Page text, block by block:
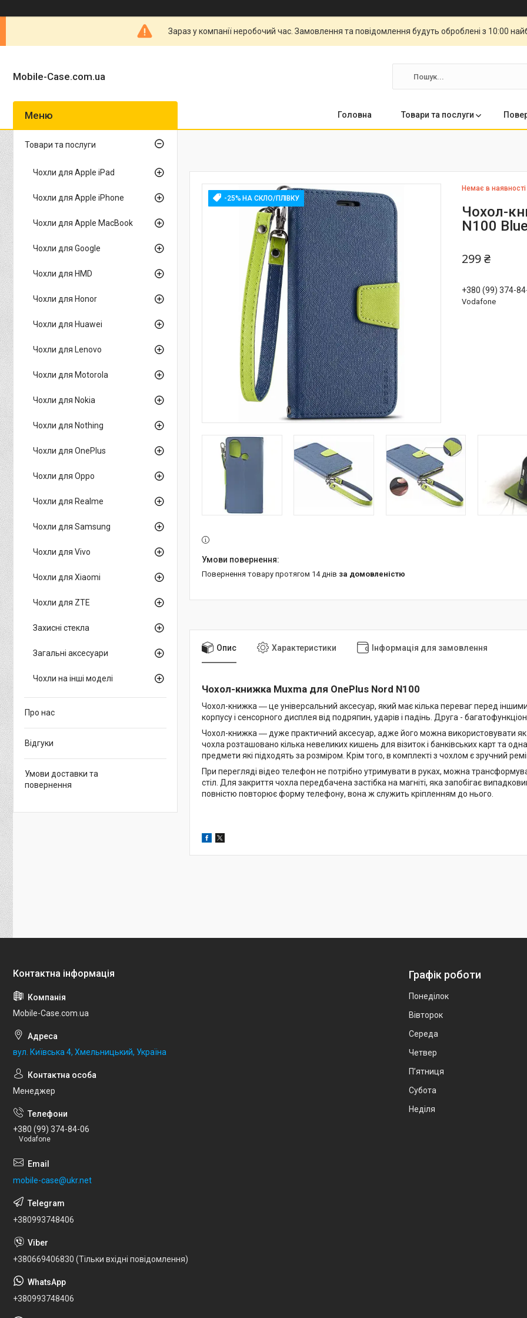
Зараз у компанії неробочий час. Замовлення та повідомлення будуть оброблені з 10:00
Mobile-Case.com.ua
Головна Товари та послуги
-25% НА СКЛО/ПЛІВКУ
Немає в наявності
Чохол-
N100
299 ₴
+380 (99) 374-
Vodafone
повернення товару протягом 14 днів за домовленістю
Опис Характеристики Інформація для замовлення
Чохол-книжка Muxma для OnePlus Nord N100
Чохол-книжка ― це універсальний аксесуар, який має кілька переваг перед
корпусу і сенсорного дисплея від подряпин, ударів і падінь. Друга -
Чохол-книжка ― дуже практичний аксесуар, адже його можна використовувати як
чохла розташовано кілька невеликих кишень для візиток і банківських карт та
предмети які підходять за розміром. Крім того, в комплекті з чохлом є зручний
При перегляді відео телефон не потрібно утримувати в руках, можна
стіл. Для закриття чохла передбачена застібка на магніті, яка запобігає
повністю повторює форму телефону, вона ж служить кріпленням до нього.
Товари та послуги
Чохли для Apple iPad
Чохли для Apple iPhone
Чохли для Apple MacBook
Чохли для Google
Чохли для HMD
Чохли для Honor
Чохли для Huawei
Чохли для Lenovo
Чохли для Motorola
Чохли для Nokia
Чохли для Nothing
Чохли для OnePlus
Чохли для Oppo
Чохли для Realme
Чохли для Samsung
Чохли для Vivo
Чохли для Xiaomi
Чохли для ZTE
Захисні стекла
Загальні аксесуари
Чохли на інші моделі
Про нас
Відгуки
Умови доставки та
повернення
Mobile-Case.com.ua
вул. Київська 4, Хмельницький, Україна
Менеджер
+380 (99) 374-84-06
Vodafone
mobile-case@ukr.net
+380993748406
+380669406830 (Тільки вхідні повідомлення)
+380993748406
Графік роботи
Понеділок
Вівторок
Середа
Четвер
Пʼятниця
Субота
Неділя